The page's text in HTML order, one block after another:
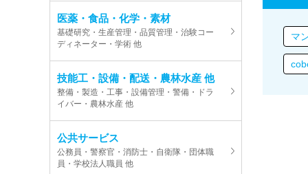
医薬・食品・化学・素材
基礎研究・生産管理・品質管理・治験コー
ディネーター・学術 他
技能工・設備・配送・農林水産 他
整備・製造・工事・設備管理・警備・ドラ
イバー・農林水産 他
公共サービス
公務員・警察官・消防士・自衛隊・団体職
員・学校法人職員 他
マ